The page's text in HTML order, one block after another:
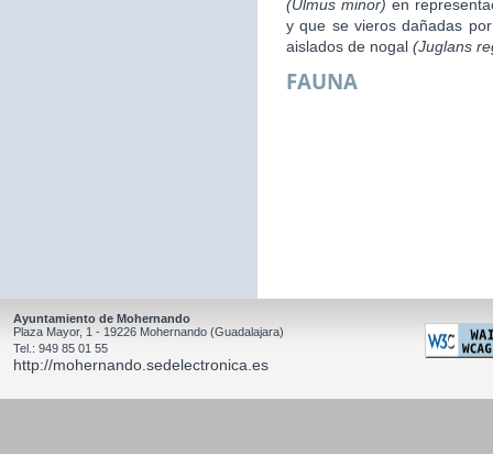
(Ulmus minor) en
y que se vieros dañadas
aislados de nogal (Juglans
FAUNA
Ayuntamiento de Mohernando
Plaza Mayor, 1 - 19226 Mohernando (Guadalajara)
Tel.: 949 85 01 55
http://mohernando.sedelectronica.es